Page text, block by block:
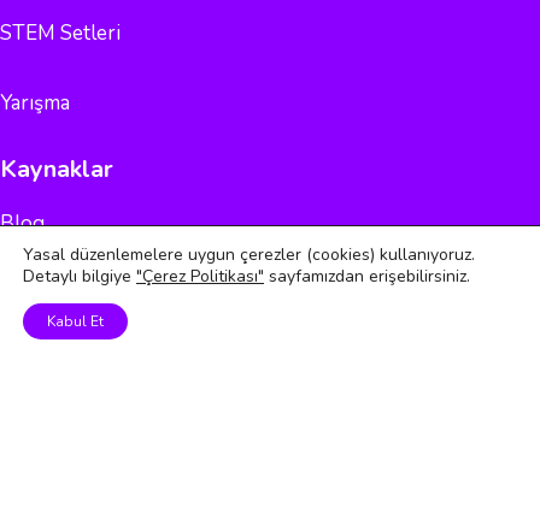
STEM Setleri
Yarışma
Kaynaklar
Blog
Arduino Programlama
Yasal düzenlemelere uygun çerezler (cookies) kullanıyoruz.
Detaylı bilgiye "Çerez Politikası" sayfamızdan erişebilirsiniz.
Kabul Et